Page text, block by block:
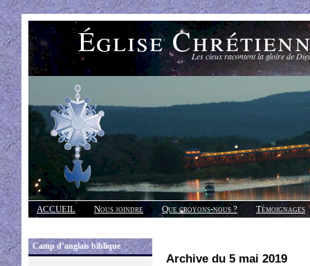
Église Les cieux racontent la gloire de
ACCUEIL Nous joindre Que croyons-nous ?
Témoignages
Réponses
Camp d’anglais biblique
Archive du 5 mai 2019